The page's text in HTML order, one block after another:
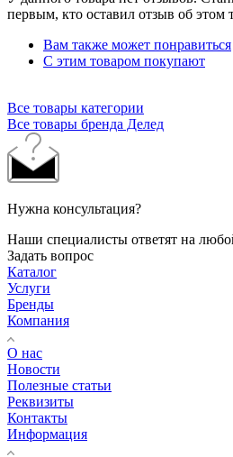
первым, кто оставил отзыв об этом
Вам также может понравиться
С этим товаром покупают
Все товары категории
Все товары бренда Делед
Нужна консультация?
Наши специалисты ответят на
Задать вопрос
Каталог
Услуги
Бренды
Компания
О нас
Новости
Полезные статьи
Реквизиты
Контакты
Информация